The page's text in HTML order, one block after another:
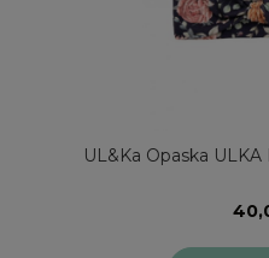
UL&Ka Opaska